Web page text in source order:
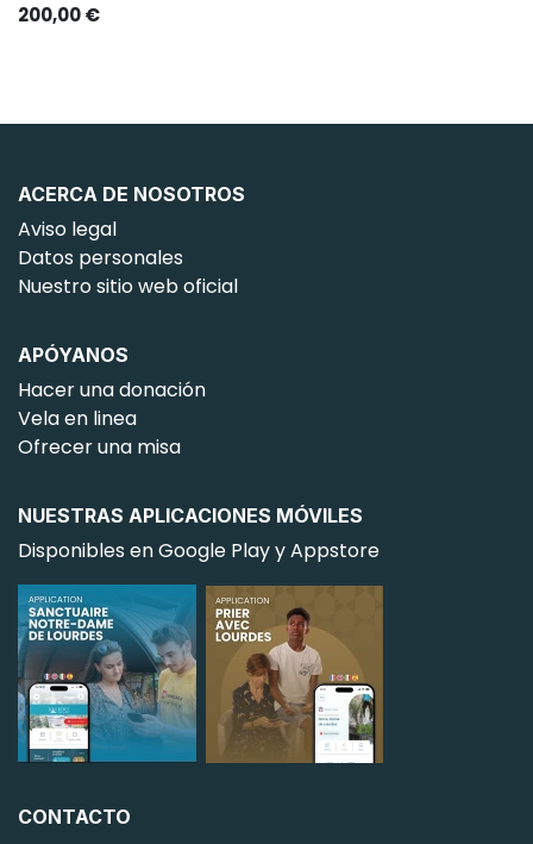
200,00€
ACERCA DE NOSOTROS
Aviso legal
Datos personales
Nuestro sitio web oficial
APÓYANOS
Hacer una donación
Vela en linea
Ofrecer una misa
NUESTRAS APLICACIONES MÓVILES
Disponibles en Google Play y Appstore
CONTACTO